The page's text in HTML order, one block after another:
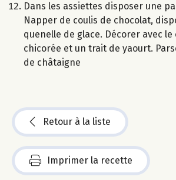
Dans les assiettes disposer une
Napper de coulis de chocolat,
quenelle de glace. Décorer avec le
chicorée et un trait de yaourt.
de châtaigne
Retour à la liste
Imprimer la recette